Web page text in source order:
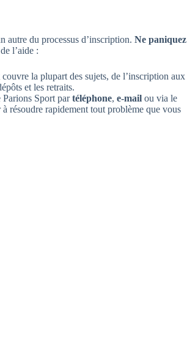
autre du processus d’inscription. Ne paniquez
l’aide :
la plupart des sujets, de l’inscription aux
et les retraits.
Parions Sport partéléphone, e-mail ou via le
résoudre rapidement tout problème que vous